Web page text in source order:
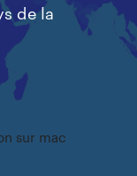
de la
sur mac